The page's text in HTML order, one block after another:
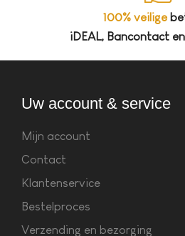
100% veilige
iDEAL, Bancontact
Uw account & service
Mijn account
Contact
Klantenservice
Bestelproces
Verzending en bezorging